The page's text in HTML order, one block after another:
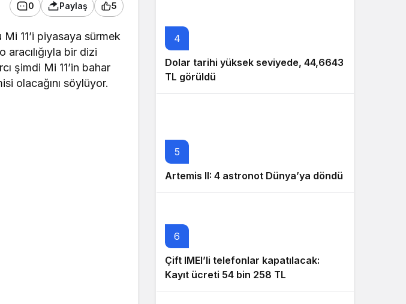
0 Paylaş 5
Mi 11’i piyasaya sürmek
bir dizi
şimdi Mi 11’in bahar
olacağını söylüyor.
4
Dolar tarihi yüksek seviyede, 44,6643
TL görüldü
5
Artemis II: 4 astronot Dünya’ya döndü
6
Çift IMEI’li telefonlar kapatılacak:
Kayıt ücreti 54 bin 258 TL